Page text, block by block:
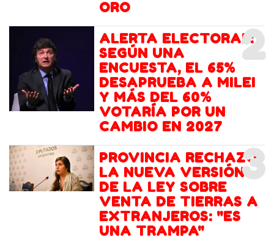
ORO
2
ALERTA ELECTORAL:
SEGÚN UNA
ENCUESTA, EL 65%
DESAPRUEBA A MILEI
Y MÁS DEL 60%
VOTARÍA POR UN
CAMBIO EN 2027
3
PROVINCIA RECHAZÓ
LA NUEVA VERSIÓN
DE LA LEY SOBRE
VENTA DE TIERRAS A
EXTRANJEROS: "ES
UNA TRAMPA"